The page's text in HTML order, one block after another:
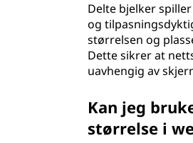
Delte bjelker
og
størrelsen og
Dette sikrer at
uavhengig av
Kan jeg
størrelse i